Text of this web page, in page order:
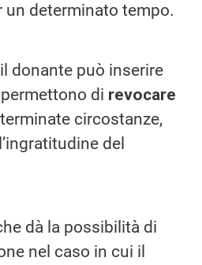
un determinato tempo.
donante può inserire
di revocare
circostanze,
del
dà la possibilità di
nel caso in cui il